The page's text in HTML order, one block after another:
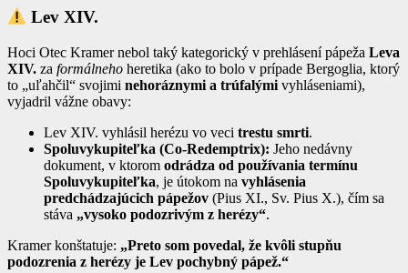
Lev XIV.
Hoci Otec Kramer nebol taký kategorický v prehlásení pápeža Leva
XIV. za formálneho heretika (ako to bolo v prípade Bergoglia, ktorý
to „uľahčil“ svojimi nehoráznymi a trúfalými vyhláseniami),
vyjadril vážne obavy:
Lev XIV. vyhlásil herézu vo veci trestu smrti.
Spoluvykupiteľka (Co-Redemptrix): Jeho nedávny
dokument, v ktorom odrádza od používania termínu
Spoluvykupiteľka, je útokom na vyhlásenia
predchádzajúcich pápežov (Pius XI., Sv. Pius X.), čím sa
stáva „vysoko podozrivým z herézy“.
Kramer konštatuje: „Preto som povedal, že kvôli stupňu
podozrenia z herézy je Lev pochybný pápež.“